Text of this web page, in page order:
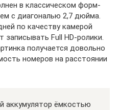
в классическом форм-
с диагональю 2,7 дюйма.
по качеству камерой
Full HD-ролики.
получается довольно
номеров на расстоянии
аккумулятор ёмкостью